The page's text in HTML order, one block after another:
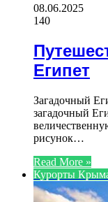
08.06.2025
140
Египет
Загадочный
загадочный
рисунок…
Read More »
Курорты